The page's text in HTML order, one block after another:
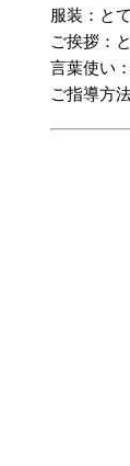
服装：と
ご挨拶：
言葉使い
ご指導方